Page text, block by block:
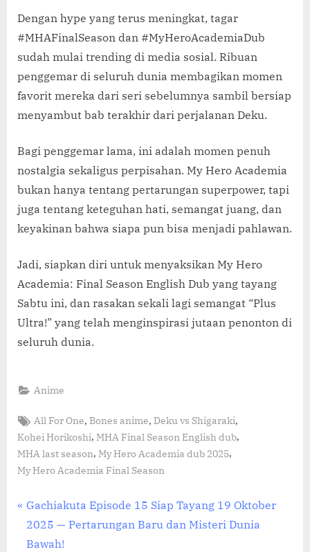
Dengan hype yang terus meningkat, tagar
#MHAFinalSeason dan #MyHeroAcademiaDub
sudah mulai trending di media sosial. Ribuan
penggemar di seluruh dunia membagikan momen
favorit mereka dari seri sebelumnya sambil bersiap
menyambut bab terakhir dari perjalanan Deku.
Bagi penggemar lama, ini adalah momen penuh
nostalgia sekaligus perpisahan. My Hero Academia
bukan hanya tentang pertarungan superpower, tapi
juga tentang keteguhan hati, semangat juang, dan
keyakinan bahwa siapa pun bisa menjadi pahlawan.
Jadi, siapkan diri untuk menyaksikan My Hero
Academia: Final Season English Dub yang tayang
Sabtu ini, dan rasakan sekali lagi semangat “Plus
Ultra!” yang telah menginspirasi jutaan penonton di
seluruh dunia.
Anime
Tags:
All For One,Bones anime,Deku vs Shigaraki,
Kohei Horikoshi, MHA Final Season English dub,
MHA last season, My Hero Academia dub 2025,
My Hero Academia Final Season
Post
navigation
P
r
e
Gachiakuta Episode 15 Siap Tayang 19 Oktober
2025 — Pertarungan Baru dan Misteri Dunia
Bawah!